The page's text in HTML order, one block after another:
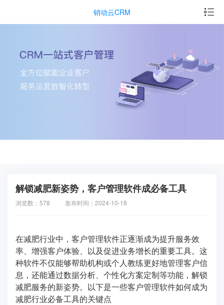
销动云CRM
解锁减肥新姿势，客户管理软件成必备工具
浏览数：578 发布时间：2024-10-18
在减肥行业中，客户管理软件正逐渐成为提升服务效
率、增强客户体验、以及促进业务增长的重要工具。这
种软件不仅能够帮助机构或个人教练更好地管理客户信
息，还能通过数据分析、个性化方案定制等功能，解锁
减肥服务的新姿势。以下是一些客户管理软件如何成为
减肥行业必备工具的关键点